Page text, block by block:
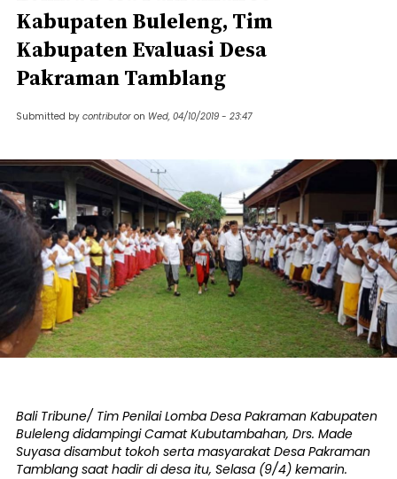
Kabupaten Buleleng, Tim
Kabupaten Evaluasi Desa
Pakraman Tamblang
Submitted by contributor on Wed, 04/10/2019 - 23:47
Bali Tribune/ Tim Penilai Lomba Desa Pakraman Kabupaten
Buleleng didampingi Camat Kubutambahan, Drs. Made
Suyasa disambut tokoh serta masyarakat Desa Pakraman
Tamblang saat hadir di desa itu, Selasa (9/4) kemarin.